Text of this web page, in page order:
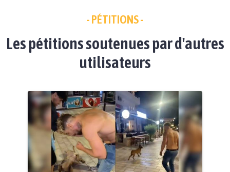
- PÉTITIONS -
Les pétitions soutenues par d'autres
utilisateurs